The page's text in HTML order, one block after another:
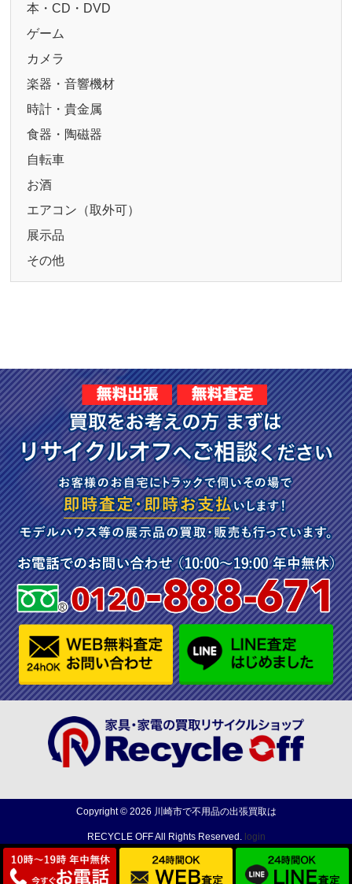
本・CD・DVD
ゲーム
カメラ
楽器・音響機材
時計・貴金属
食器・陶磁器
自転車
お酒
エアコン（取外可）
展示品
その他
Copyright © 2026 川崎市で不用品の出張買取は
RECYCLE OFFAll Rights Reserved. login